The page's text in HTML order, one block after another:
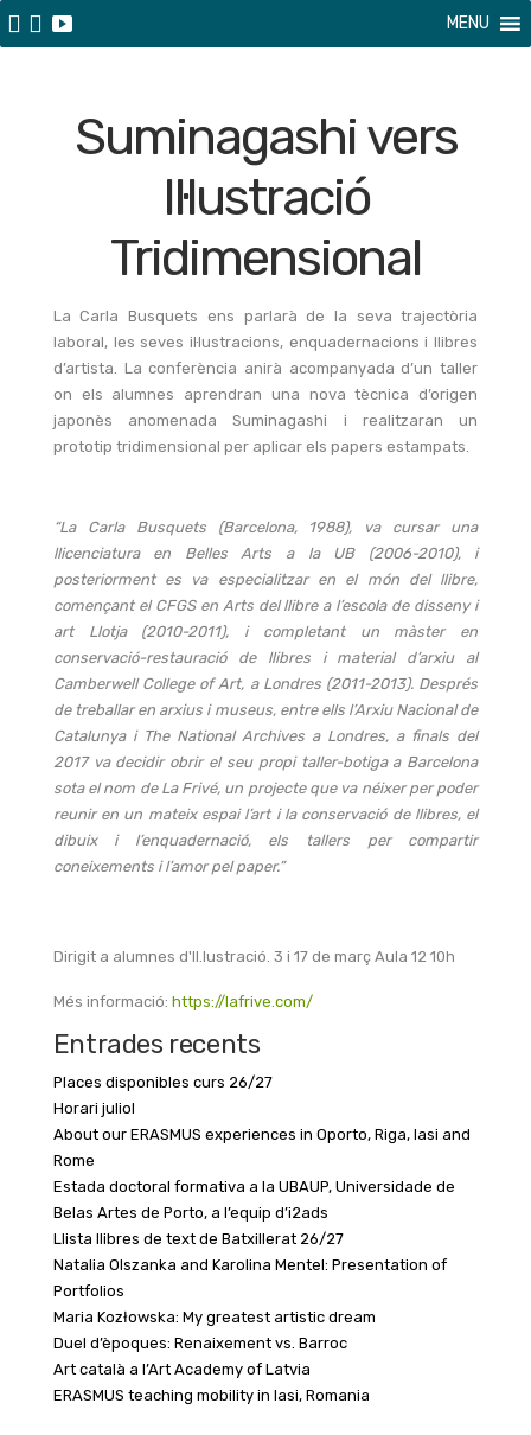
MENU
Suminagashi vers
Il·lustració
Tridimensional
Entrades recents
Places disponibles curs 26/27
Horari juliol
About our ERASMUS experiences in Oporto, Riga, Iasi and
Rome
Estada doctoral formativa a la UBAUP, Universidade de
Belas Artes de Porto, a l’equip d’i2ads
Llista llibres de text de Batxillerat 26/27
Natalia Olszanka and Karolina Mentel: Presentation of
Portfolios
Maria Kozłowska: My greatest artistic dream
Duel d’èpoques: Renaixement vs. Barroc
Art català a l’Art Academy of Latvia
ERASMUS teaching mobility in Iasi, Romania
La Carla Busquets ens parlarà de la seva trajectòria
laboral, les seves il·lustracions, enquadernacions i llibres
d’artista. La conferència anirà acompanyada d’un taller
on els alumnes aprendran una nova tècnica d’origen
japonès anomenada Suminagashi i realitzaran un
prototip tridimensional per aplicar els papers estampats.
“La Carla Busquets (Barcelona, 1988), va cursar una
llicenciatura en Belles Arts a la UB (2006-2010), i
posteriorment es va especialitzar en el món del llibre,
començant el CFGS en Arts del llibre a l’escola de disseny i
art Llotja (2010-2011), i completant un màster en
conservació-restauració de llibres i material d’arxiu al
Camberwell College of Art, a Londres (2011-2013). Després
de treballar en arxius i museus, entre ells l’Arxiu Nacional de
Catalunya i The National Archives a Londres, a finals del
2017 va decidir obrir el seu propi taller-botiga a Barcelona
sota el nom de La Frivé, un projecte que va néixer per poder
reunir en un mateix espai l’art i la conservació de llibres, el
dibuix i l’enquadernació, els tallers per compartir
coneixements i l’amor pel paper.”
Dirigit a alumnes d'Il.lustració. 3 i 17 de març Aula 12 10h
Més informació: https://lafrive.com/